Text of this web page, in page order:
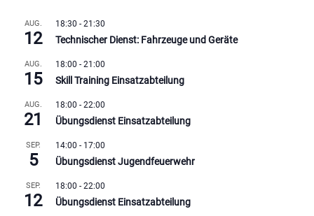
AUG.
12
18:30 - 21:30
Technischer Dienst: Fahrzeuge und Geräte
AUG.
15
18:00 - 21:00
Skill Training Einsatzabteilung
AUG.
21
18:00 - 22:00
Übungsdienst Einsatzabteilung
SEP.
5
14:00 - 17:00
Übungsdienst Jugendfeuerwehr
SEP.
12
18:00 - 22:00
Übungsdienst Einsatzabteilung